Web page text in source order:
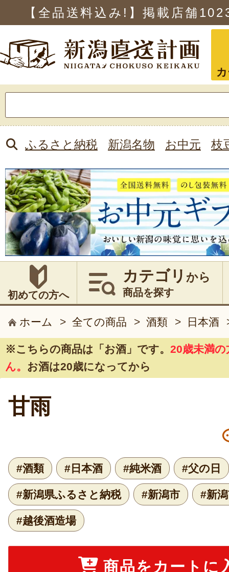
【全品送料込み!】掲載店舗
索:
ふるさと納税 新潟名物 お中元 枝
初めての方へ
カテゴリ から
商品を探す
ホーム > 全ての商品 > 酒類 > 日本酒
※こちらの商品は 「お酒」 です。 20歳未満
ん。 お酒は20歳になってから
甘雨
#酒類 #日本酒 #純米酒 #父の日
#新潟県ふるさと納税 #新潟市 #新
#越後酒造場
商品をカートに